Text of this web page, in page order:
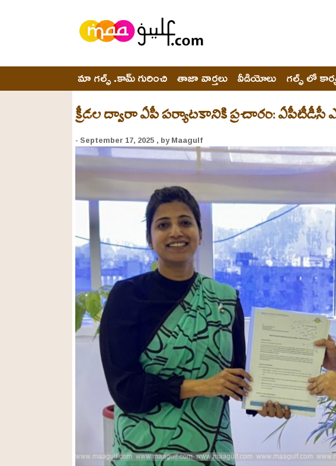
మా గల్ఫ్ .కామ్ గురించి తాజా వార్తలు వీడియోలు గల్ఫ్ లో
క్రీడల ద్వారా ఏపీ పర్యాటకానికి ప్రచారం: ఏపీటీడీసీ
- September 17, 2025 , by Maagulf